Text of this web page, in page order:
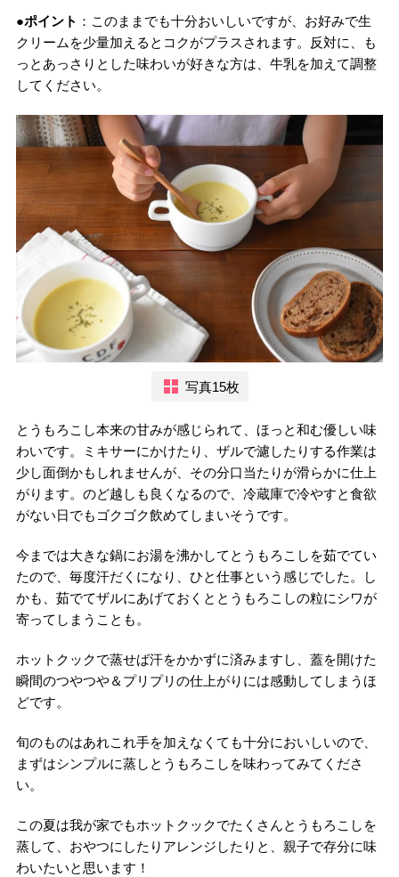
●ポイント ：このままでも十分おいしいですが、お好みで生
クリームを少量加えるとコクがプラスされます。反対に、も
っとあっさりとした味わいが好きな方は、牛乳を加えて調整
してください。
写真15枚
とうもろこし本来の甘みが感じられて、ほっと和む優しい味
わいです。ミキサーにかけたり、ザルで濾したりする作業は
少し面倒かもしれませんが、その分口当たりが滑らかに仕上
がります。のど越しも良くなるので、冷蔵庫で冷やすと食欲
がない日でもゴクゴク飲めてしまいそうです。
今までは大きな鍋にお湯を沸かしてとうもろこしを茹でてい
たので、毎度汗だくになり、ひと仕事という感じでした。し
かも、茹でてザルにあげておくととうもろこしの粒にシワが
寄ってしまうことも。
ホットクックで蒸せば汗をかかずに済みますし、蓋を開けた
瞬間のつやつや＆プリプリの仕上がりには感動してしまうほ
どです。
旬のものはあれこれ手を加えなくても十分においしいので、
まずはシンプルに蒸しとうもろこしを味わってみてくださ
い。
この夏は我が家でもホットクックでたくさんとうもろこしを
蒸して、おやつにしたりアレンジしたりと、親子で存分に味
わいたいと思います！